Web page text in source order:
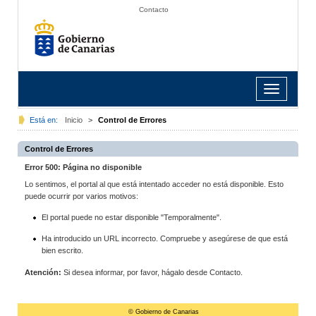
Contacto
Toggle
navigation
Está en: Inicio > Control de Errores
Control de Errores
Error 500: Página no disponible
Lo sentimos, el portal al que está intentado acceder no está disponible. Esto
puede ocurrir por varios motivos:
El portal puede no estar disponible "Temporalmente".
Ha introducido un URL incorrecto. Compruebe y asegúrese de que está
bien escrito.
Atención: Si desea informar, por favor, hágalo desde Contacto.
© Gobierno de Canarias